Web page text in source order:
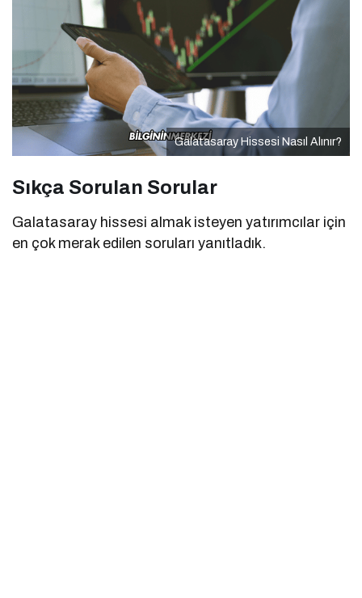
Galatasaray Hissesi Nasıl Alınır?
Sıkça Sorulan Sorular
Galatasaray hissesi almak isteyen yatırımcılar için
en çok merak edilen soruları yanıtladık.